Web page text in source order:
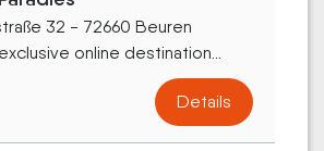
32 - 72660 Beuren
online destination...
Details